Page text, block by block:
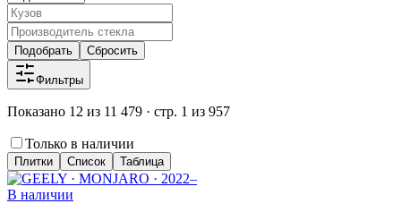
Подобрать Сбросить
Фильтры
Показано 12 из 11 479 · стр. 1 из 957
Только в наличии
Плитки Список Таблица
В наличии